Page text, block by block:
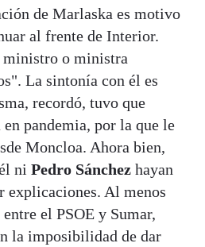
de Marlaska es motivo
al frente de Interior.
ministro o ministra
La sintonía con él es
recordó, tuvo que
pandemia, por la que le
Moncloa. Ahora bien,
ni Pedro Sánchez hayan
explicaciones. Al menos
el PSOE y Sumar,
la imposibilidad de dar